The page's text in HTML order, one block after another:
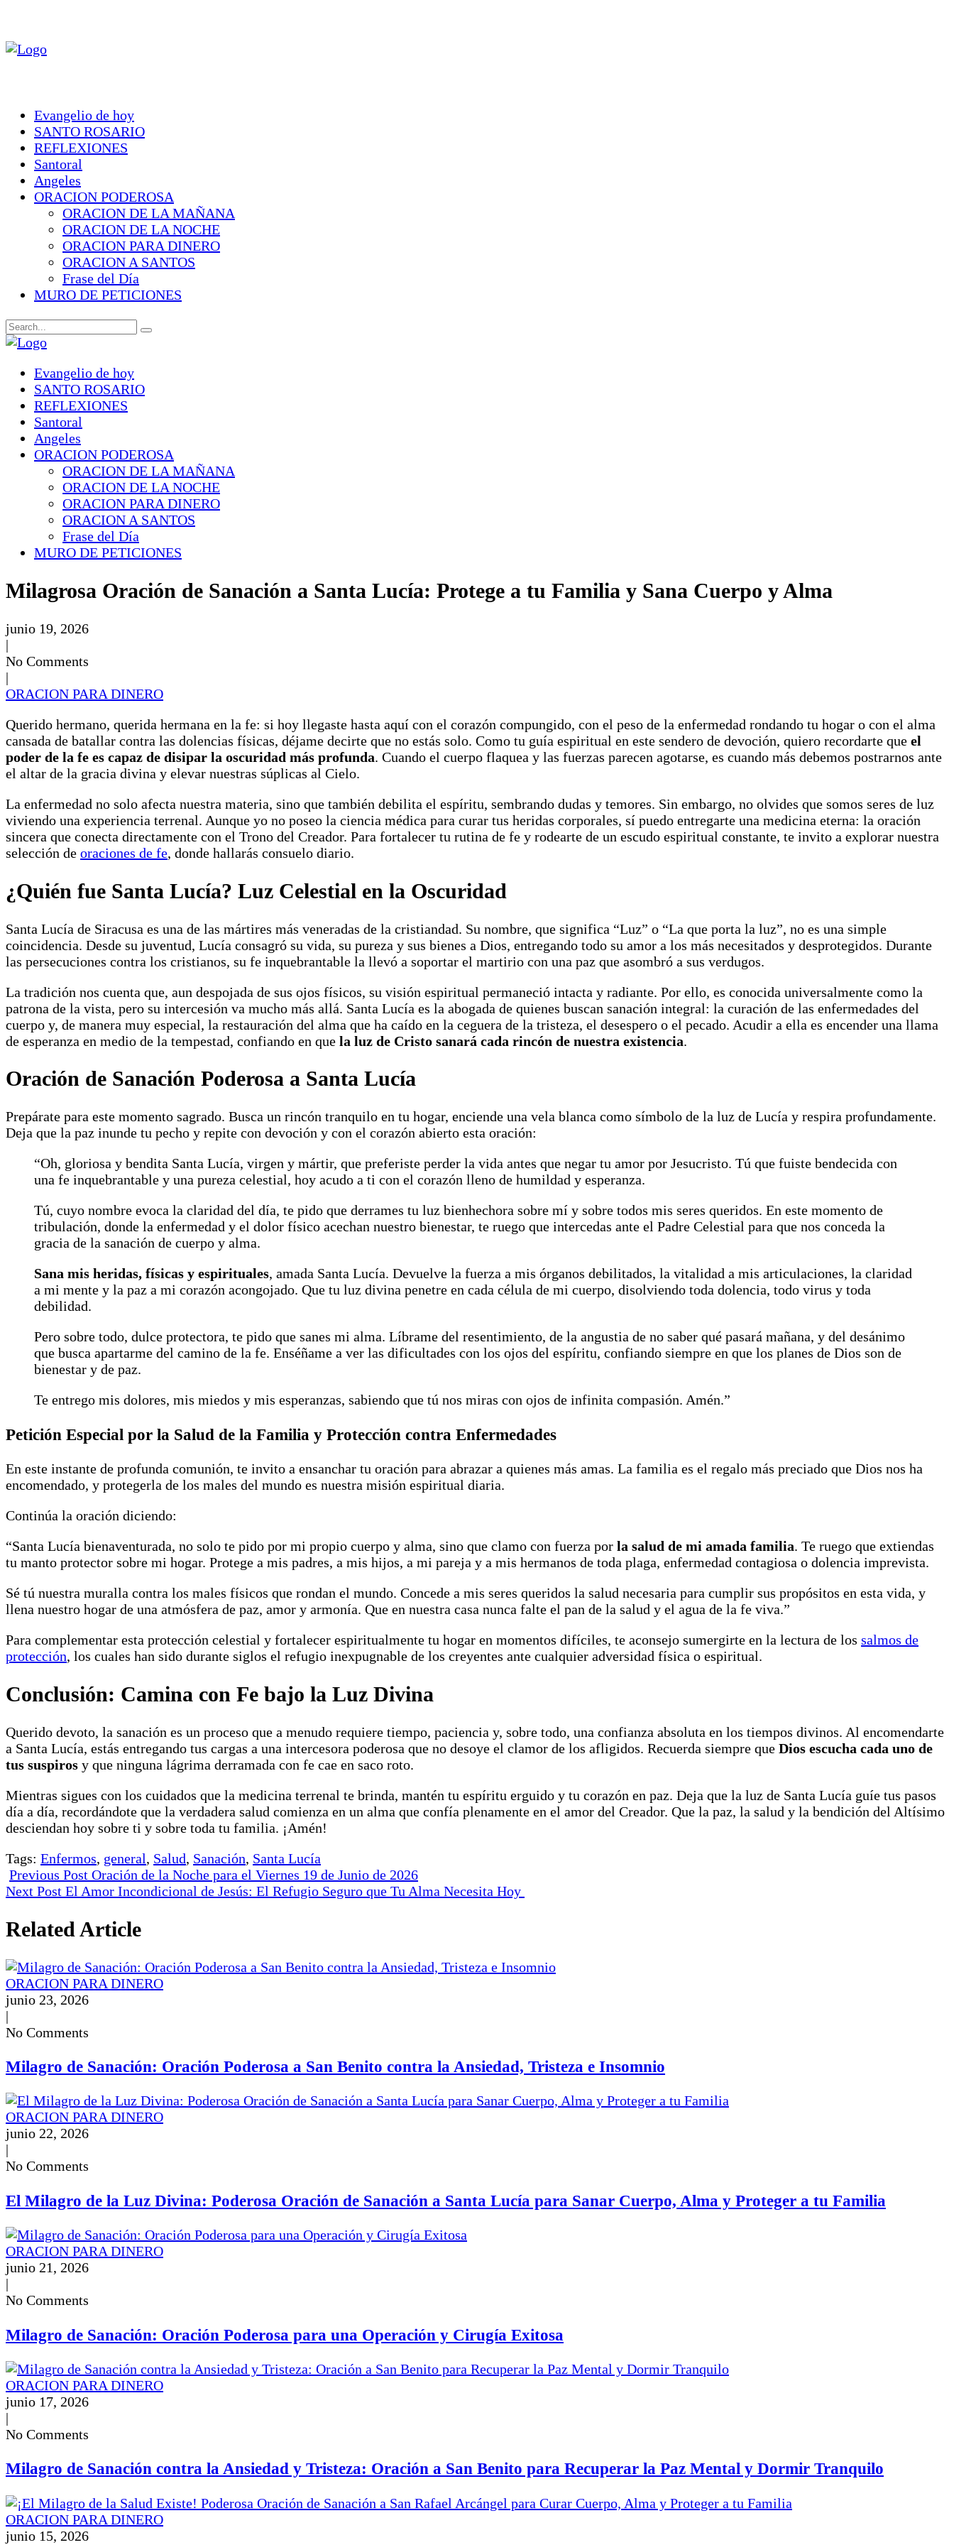
Evangelio de hoy
SANTO ROSARIO
REFLEXIONES
Santoral
Angeles
ORACION PODEROSA
ORACION DE LA MAÑANA
ORACION DE LA NOCHE
ORACION PARA DINERO
ORACION A SANTOS
Frase del Día
MURO DE PETICIONES
Evangelio de hoy
SANTO ROSARIO
REFLEXIONES
Santoral
Angeles
ORACION PODEROSA
ORACION DE LA MAÑANA
ORACION DE LA NOCHE
ORACION PARA DINERO
ORACION A SANTOS
Frase del Día
MURO DE PETICIONES
Milagrosa Oración de Sanación a Santa Lucía: Protege a tu Familia y Sana Cuerpo y Alma
junio 19, 2026
|
No Comments
|
ORACION PARA DINERO
Querido hermano, querida hermana en la fe: si hoy llegaste hasta aquí con el corazón compungido, con el peso de la enfermedad rondando tu hogar o con el alma
cansada de batallar contra las dolencias físicas, déjame decirte que no estás solo. Como tu guía espiritual en este sendero de devoción, quiero recordarte que el
poder de la fe es capaz de disipar la oscuridad más profunda. Cuando el cuerpo flaquea y las fuerzas parecen agotarse, es cuando más debemos postrarnos ante
el altar de la gracia divina y elevar nuestras súplicas al Cielo.
La enfermedad no solo afecta nuestra materia, sino que también debilita el espíritu, sembrando dudas y temores. Sin embargo, no olvides que somos seres de luz
viviendo una experiencia terrenal. Aunque yo no poseo la ciencia médica para curar tus heridas corporales, sí puedo entregarte una medicina eterna: la oración
sincera que conecta directamente con el Trono del Creador. Para fortalecer tu rutina de fe y rodearte de un escudo espiritual constante, te invito a explorar nuestra
selección de oraciones de fe, donde hallarás consuelo diario.
¿Quién fue Santa Lucía? Luz Celestial en la Oscuridad
Santa Lucía de Siracusa es una de las mártires más veneradas de la cristiandad. Su nombre, que significa “Luz” o “La que porta la luz”, no es una simple
coincidencia. Desde su juventud, Lucía consagró su vida, su pureza y sus bienes a Dios, entregando todo su amor a los más necesitados y desprotegidos. Durante
las persecuciones contra los cristianos, su fe inquebrantable la llevó a soportar el martirio con una paz que asombró a sus verdugos.
La tradición nos cuenta que, aun despojada de sus ojos físicos, su visión espiritual permaneció intacta y radiante. Por ello, es conocida universalmente como la
patrona de la vista, pero su intercesión va mucho más allá. Santa Lucía es la abogada de quienes buscan sanación integral: la curación de las enfermedades del
cuerpo y, de manera muy especial, la restauración del alma que ha caído en la ceguera de la tristeza, el desespero o el pecado. Acudir a ella es encender una llama
de esperanza en medio de la tempestad, confiando en que la luz de Cristo sanará cada rincón de nuestra existencia.
Oración de Sanación Poderosa a Santa Lucía
Prepárate para este momento sagrado. Busca un rincón tranquilo en tu hogar, enciende una vela blanca como símbolo de la luz de Lucía y respira profundamente.
Deja que la paz inunde tu pecho y repite con devoción y con el corazón abierto esta oración:
“Oh, gloriosa y bendita Santa Lucía, virgen y mártir, que preferiste perder la vida antes que negar tu amor por Jesucristo. Tú que fuiste bendecida con
una fe inquebrantable y una pureza celestial, hoy acudo a ti con el corazón lleno de humildad y esperanza.
Tú, cuyo nombre evoca la claridad del día, te pido que derrames tu luz bienhechora sobre mí y sobre todos mis seres queridos. En este momento de
tribulación, donde la enfermedad y el dolor físico acechan nuestro bienestar, te ruego que intercedas ante el Padre Celestial para que nos conceda la
gracia de la sanación de cuerpo y alma.
Sana mis heridas, físicas y espirituales, amada Santa Lucía. Devuelve la fuerza a mis órganos debilitados, la vitalidad a mis articulaciones, la claridad
a mi mente y la paz a mi corazón acongojado. Que tu luz divina penetre en cada célula de mi cuerpo, disolviendo toda dolencia, todo virus y toda
debilidad.
Pero sobre todo, dulce protectora, te pido que sanes mi alma. Líbrame del resentimiento, de la angustia de no saber qué pasará mañana, y del desánimo
que busca apartarme del camino de la fe. Enséñame a ver las dificultades con los ojos del espíritu, confiando siempre en que los planes de Dios son de
bienestar y de paz.
Te entrego mis dolores, mis miedos y mis esperanzas, sabiendo que tú nos miras con ojos de infinita compasión. Amén.”
Petición Especial por la Salud de la Familia y Protección contra Enfermedades
En este instante de profunda comunión, te invito a ensanchar tu oración para abrazar a quienes más amas. La familia es el regalo más preciado que Dios nos ha
encomendado, y protegerla de los males del mundo es nuestra misión espiritual diaria.
Continúa la oración diciendo:
“Santa Lucía bienaventurada, no solo te pido por mi propio cuerpo y alma, sino que clamo con fuerza por la salud de mi amada familia. Te ruego que extiendas
tu manto protector sobre mi hogar. Protege a mis padres, a mis hijos, a mi pareja y a mis hermanos de toda plaga, enfermedad contagiosa o dolencia imprevista.
Sé tú nuestra muralla contra los males físicos que rondan el mundo. Concede a mis seres queridos la salud necesaria para cumplir sus propósitos en esta vida, y
llena nuestro hogar de una atmósfera de paz, amor y armonía. Que en nuestra casa nunca falte el pan de la salud y el agua de la fe viva.”
Para complementar esta protección celestial y fortalecer espiritualmente tu hogar en momentos difíciles, te aconsejo sumergirte en la lectura de los salmos de
protección, los cuales han sido durante siglos el refugio inexpugnable de los creyentes ante cualquier adversidad física o espiritual.
Conclusión: Camina con Fe bajo la Luz Divina
Querido devoto, la sanación es un proceso que a menudo requiere tiempo, paciencia y, sobre todo, una confianza absoluta en los tiempos divinos. Al encomendarte
a Santa Lucía, estás entregando tus cargas a una intercesora poderosa que no desoye el clamor de los afligidos. Recuerda siempre que Dios escucha cada uno de
tus suspiros y que ninguna lágrima derramada con fe cae en saco roto.
Mientras sigues con los cuidados que la medicina terrenal te brinda, mantén tu espíritu erguido y tu corazón en paz. Deja que la luz de Santa Lucía guíe tus pasos
día a día, recordándote que la verdadera salud comienza en un alma que confía plenamente en el amor del Creador. Que la paz, la salud y la bendición del Altísimo
desciendan hoy sobre ti y sobre toda tu familia. ¡Amén!
Tags: Enfermos, general, Salud, Sanación, Santa Lucía
Previous Post Oración de la Noche para el Viernes 19 de Junio de 2026
Next Post El Amor Incondicional de Jesús: El Refugio Seguro que Tu Alma Necesita Hoy
Related Article
ORACION PARA DINERO
junio 23, 2026
|
No Comments
Milagro de Sanación: Oración Poderosa a San Benito contra la Ansiedad, Tristeza e Insomnio
ORACION PARA DINERO
junio 22, 2026
|
No Comments
El Milagro de la Luz Divina: Poderosa Oración de Sanación a Santa Lucía para Sanar Cuerpo, Alma y Proteger a tu Familia
ORACION PARA DINERO
junio 21, 2026
|
No Comments
Milagro de Sanación: Oración Poderosa para una Operación y Cirugía Exitosa
ORACION PARA DINERO
junio 17, 2026
|
No Comments
Milagro de Sanación contra la Ansiedad y Tristeza: Oración a San Benito para Recuperar la Paz Mental y Dormir Tranquilo
ORACION PARA DINERO
junio 15, 2026